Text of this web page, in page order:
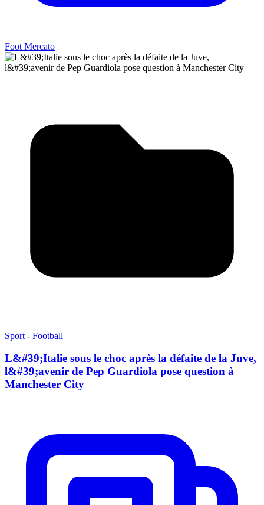
Foot Mercato
Sport - Football
L&#39;Italie sous le choc après la défaite de la Juve,
l&#39;avenir de Pep Guardiola pose question à
Manchester City